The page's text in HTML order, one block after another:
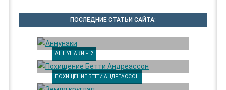
ПОСЛЕДНИЕ СТАТЬИ САЙТА:
АННУНАКИ Ч.2
ПОХИЩЕНИЕ БЕТТИ АНДРЕАССОН